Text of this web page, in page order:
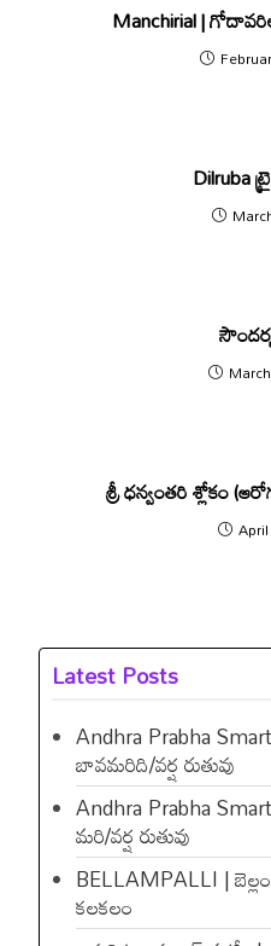
Manchirial |
Dilruba
శ్రీ ధ‌న్వంత‌రి శ్లోకం
Latest Posts
Andhra Prabha
బావమరిది/వర్ష రుతువు
Andhra Prabha
మరి/వర్ష రుతువు
BELLAMPALLI |
కలకలం